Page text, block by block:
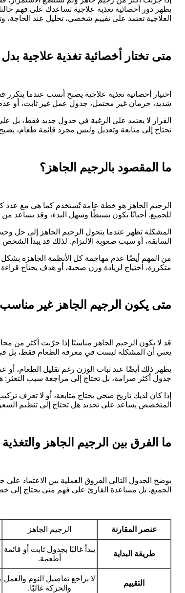
يظهر دور أخصائية تغذية علاجية تساعدك على فهم
العلاجية تعتمد على تقييم شخصي، تحليل عند
متى تختار أخصائية تغذية علاجية
اختيار أخصائية تغذية علاجية يصبح أنسب عندما
شديد، حرمان غير محتمل، جدول عمل غير ثابت، أو
القرار لا يعتمد على الرغبة في جدول جديد فقط، بل
تحتاج إلى متابعة وتعديل وليس مجرد قائمة طعام،
ما المقصود بالرجيم الجاهز؟
الرجيم الجاهز هو خطة عامة تُستخدم كما هي مع عدد
للجميع. أحيانًا يكون بسيطًا وسهل البدء، وقد يساعد من
المشكلة تظهر عندما يتحول الرجيم الجاهز إلى حل
السابقة، أو سبب صعوبة الالتزام. لذلك قد يبدأ
من المهم أيضًا عدم مهاجمة كل الأنظمة الجاهزة
متكررة، احتياج لزيادة وزن صحية، أو هدف يحتاج
متى يكون الرجيم الجاهز غير
قد لا يكون الرجيم الجاهز مناسبًا إذا جرّبت أكثر من
يعني أن المشكلة ليست في معرفة الطعام فقط، بل في
يظهر ذلك أيضًا عند ثبات الوزن رغم تقليل الطعام،
جدول أكثر صرامة، بل تحتاج إلى مراجعة سبب
إذا كان لديك تاريخ صحي يحتاج متابعة، أو لا تعرف
المتخصص يساعد على تحديد هل تحتاج إلى تنظيم
ما الفرق بين الرجيم الجاهز والتغذية
يوضح الجدول التالي الفروق العملية بين الاعتماد
الجميع، بل مساعدة القارئ على فهم متى يحتاج
عنصر المقارنة الرجيم الجاهز
طريقة البداية
يبدأ غالبًا بجدول ثابت أو قائمة
أطعمة.
التقييم
لا يراجع تفاصيل النوم والعمل
والحركة غالبًا.